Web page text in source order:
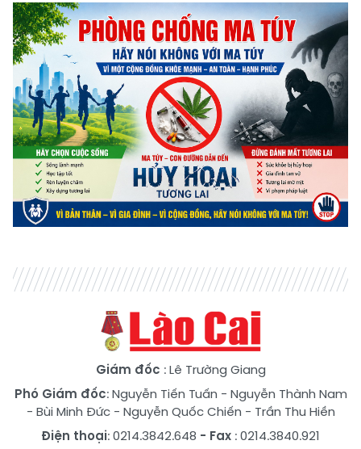
Giám đốc : Lê Trường Giang
Phó Giám đốc:Nguyễn Tiến Tuấn - Nguyễn Thành Nam
- Bùi Minh Đức- Nguyễn Quốc Chiến - Trần Thu Hiền
Điện thoại: 0214.3842.648 - Fax : 0214.3840.921